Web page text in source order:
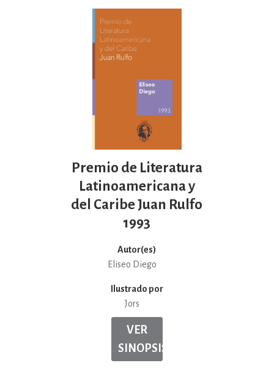
Premio de Literatura
Latinoamericana y
del Caribe Juan Rulfo
1993
Autor(es)
Eliseo Diego
Ilustrado por
Jors
VER
SINOPSIS